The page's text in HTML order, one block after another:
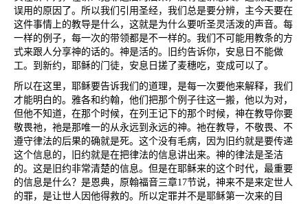
误用的原因了。所以我们引用圣经，我们总是要分辨，主今天要在
这件事情上的教导是什么，这就是为什么要听圣灵活泼的声音。每
一样的例子，每一次的带领都是不一样的。我们不可能用教条的方
式来跟人分享神的话的。神是活的。旧约告诉你，安息日不能做
工。到新约，耶稣的门徒，安息日搓了麦穗吃，变成可以了。
所以在这里，耶稣要告诉我们的道理，是每一次要他来解释，我们
才能明白的。雅各和约翰，他们把那个例子往这一搬，他以为对，
但他不知道，在那个时候，在列王记下的那个时候，神在教导你要
敬畏祂，祂是那唯一的从永远到永远的神。祂在教导，不敬畏、不
遵守律法的后果的确就是死。这个没有毛病，因为旧约就是要传递
这个信息的，旧约就是在把律法的信息讲出来。神的律法是圣洁
的。这是旧约非常清楚的信息。但是在耶稣来的这个时代，最重要
的信息是什么？是恩典，原翰福音三章17节说，神来不是来定世人
的罪，是让世人因他得救的。所以定罪并不是耶稣第一次来的目